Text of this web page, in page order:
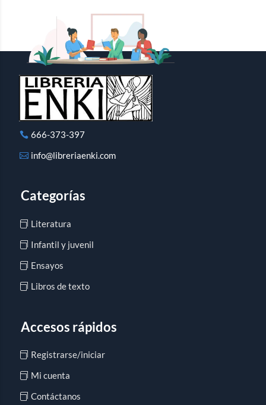
666-373-397
info@libreriaenki.com
Categorías
Literatura
Infantil y juvenil
Ensayos
Libros de texto
Accesos rápidos
Registrarse/iniciar
Mi cuenta
Contáctanos